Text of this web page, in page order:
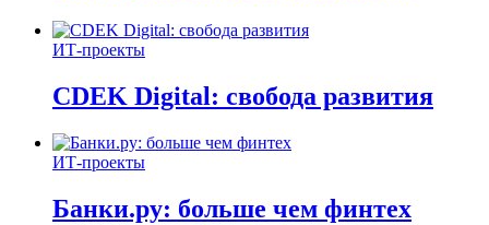
ИТ-проекты
CDEK Digital: свобода развития
ИТ-проекты
Банки.ру: больше чем финтех